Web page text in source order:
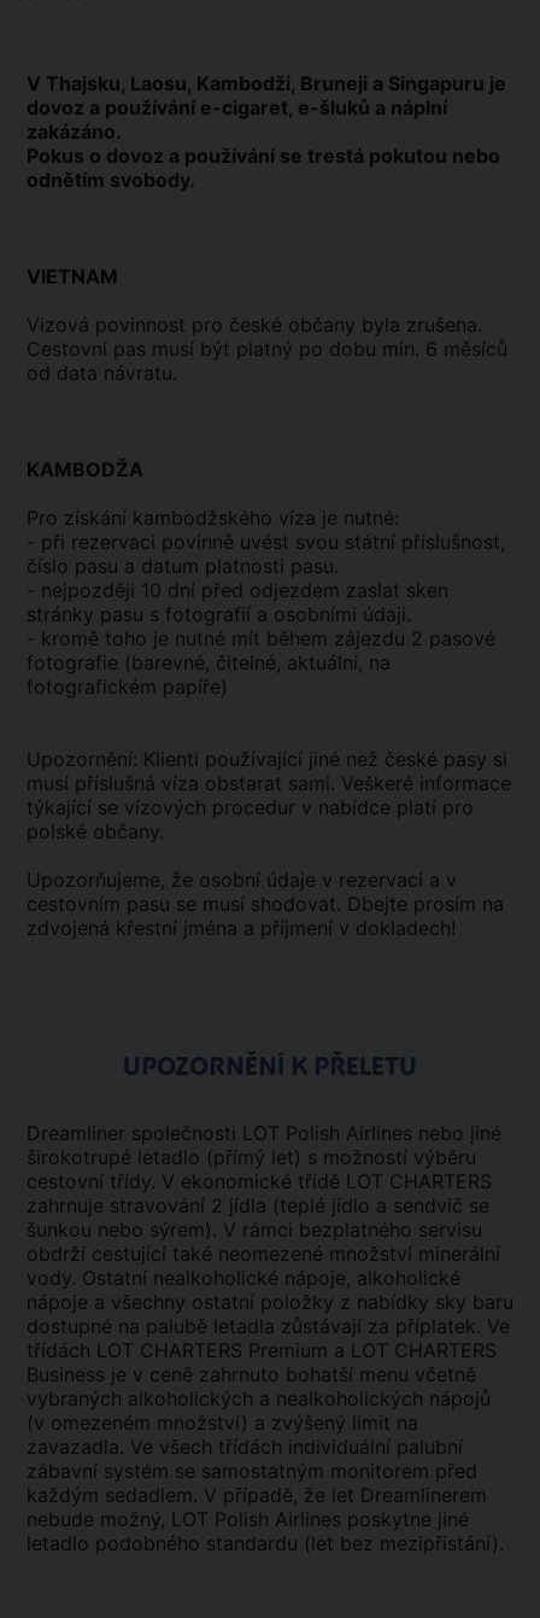
V Thajsku, Laosu, Kambodži, Bruneji a Singapuru je
dovoz a používání e-cigaret, e-šluků a náplní
zakázáno.
Pokus o dovoz a používání se trestá pokutou nebo
odnětím svobody.
VIETNAM
Vizová povinnost pro české občany byla zrušena.
Cestovní pas musí být platný po dobu min. 6 měsíců
od data návratu.
KAMBODŽA
Pro získání kambodžského víza je nutné:
- při rezervaci povinně uvést svou státní příslušnost,
číslo pasu a datum platnosti pasu.
- nejpozději 10 dní před odjezdem zaslat sken
stránky pasu s fotografií a osobními údaji.
- kromě toho je nutné mít během zájezdu 2 pasové
fotografie (barevné, čitelné, aktuální, na
fotografickém papíře)
Upozornění: Klienti používající jiné než české pasy si
musí příslušná víza obstarat sami. Veškeré informace
týkající se vízových procedur v nabídce platí pro
polské občany.
Upozorňujeme, že osobní údaje v rezervaci a v
cestovním pasu se musí shodovat. Dbejte prosím na
zdvojená křestní jména a příjmení v dokladech!
UPOZORNĚNÍ K PŘELETU
Dreamliner společnosti LOT Polish Airlines nebo jiné
širokotrupé letadlo (přímý let) s možností výběru
cestovní třídy. V ekonomické třídě LOT CHARTERS
zahrnuje stravování 2 jídla (teplé jídlo a sendvič se
šunkou nebo sýrem). V rámci bezplatného servisu
obdrží cestující také neomezené množství minerální
vody. Ostatní nealkoholické nápoje, alkoholické
nápoje a všechny ostatní položky z nabídky sky baru
dostupné na palubě letadla zůstávají za příplatek. Ve
třídách LOT CHARTERS Premium a LOT CHARTERS
Business je v ceně zahrnuto bohatší menu včetně
vybraných alkoholických a nealkoholických nápojů
(v omezeném množství) a zvýšený limit na
zavazadla. Ve všech třídách individuální palubní
zábavní systém se samostatným monitorem před
každým sedadlem. V případě, že let Dreamlinerem
nebude možný, LOT Polish Airlines poskytne jiné
letadlo podobného standardu (let bez mezipřistání).